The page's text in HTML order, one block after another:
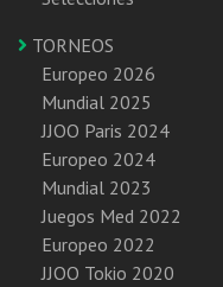
TORNEOS
Europeo 2026
Mundial 2025
JJOO Paris 2024
Europeo 2024
Mundial 2023
Juegos Med 2022
Europeo 2022
JJOO Tokio 2020